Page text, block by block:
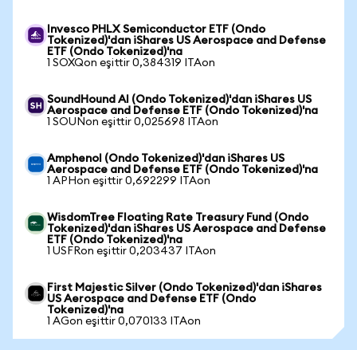
Invesco PHLX Semiconductor ETF (Ondo
Tokenized)'dan iShares US Aerospace and Defense
ETF (Ondo Tokenized)'na
1 SOXQon eşittir 0,384319 ITAon
SoundHound AI (Ondo Tokenized)'dan iShares US
Aerospace and Defense ETF (Ondo Tokenized)'na
1 SOUNon eşittir 0,025698 ITAon
Amphenol (Ondo Tokenized)'dan iShares US
Aerospace and Defense ETF (Ondo Tokenized)'na
1 APHon eşittir 0,692299 ITAon
WisdomTree Floating Rate Treasury Fund (Ondo
Tokenized)'dan iShares US Aerospace and Defense
ETF (Ondo Tokenized)'na
1 USFRon eşittir 0,203437 ITAon
First Majestic Silver (Ondo Tokenized)'dan iShares
US Aerospace and Defense ETF (Ondo
Tokenized)'na
1 AGon eşittir 0,070133 ITAon